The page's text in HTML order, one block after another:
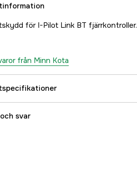
för I-Pilot Link BT fjärrkontroller.
från Minn Kota
svar